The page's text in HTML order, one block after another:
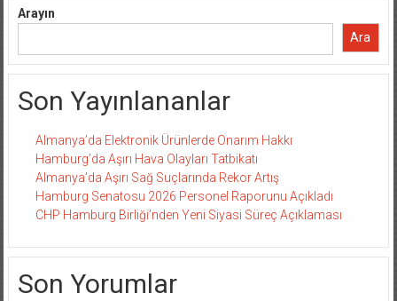
Arayın
Ara
Son Yayınlananlar
Almanya’da Elektronik Ürünlerde Onarım Hakkı
Hamburg’da Aşırı Hava Olayları Tatbikatı
Almanya’da Aşırı Sağ Suçlarında Rekor Artış
Hamburg Senatosu 2026 Personel Raporunu Açıkladı
CHP Hamburg Birliği’nden Yeni Siyasi Süreç Açıklaması
Son Yorumlar